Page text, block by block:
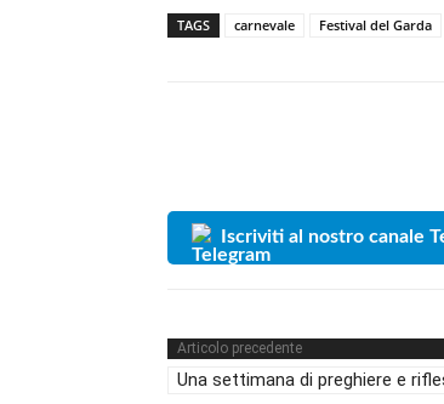
TAGS carnevale Festival del Garda
Iscriviti al nostro canale
Articolo precedente
Una settimana di preghiere e